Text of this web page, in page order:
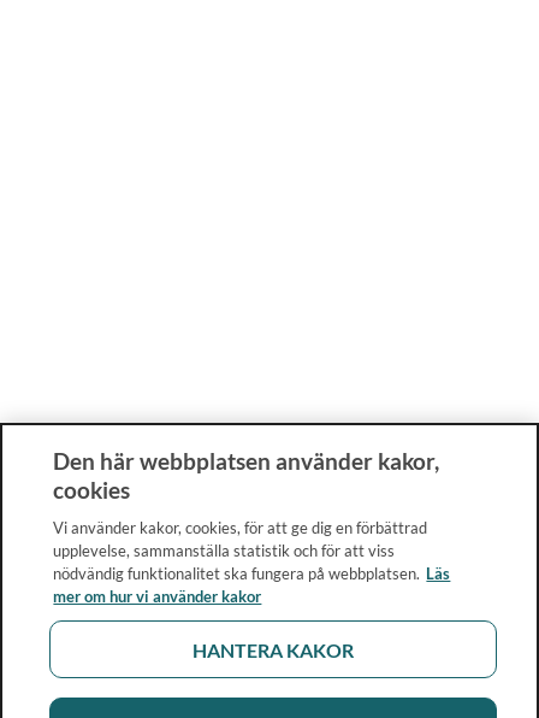
Den här webbplatsen använder kakor,
cookies
Vi använder kakor, cookies, för att ge dig en förbättrad
upplevelse, sammanställa statistik och för att viss
nödvändig funktionalitet ska fungera på webbplatsen. Läs
mer om hur vi använder kakor
HANTERA KAKOR